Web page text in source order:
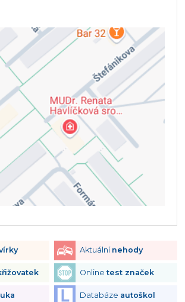
Aktuální nehody
Onlinetest značek
Databáze autoškol